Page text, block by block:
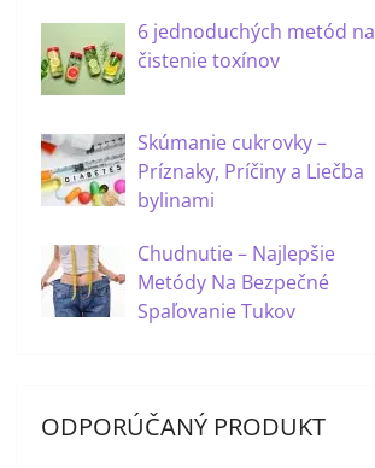
6 jednoduchých metód na
čistenie toxínov
Skúmanie cukrovky –
Príznaky, Príčiny a Liečba
bylinami
Chudnutie – Najlepšie
Metódy Na Bezpečné
Spaľovanie Tukov
ODPORÚČANÝ PRODUKT